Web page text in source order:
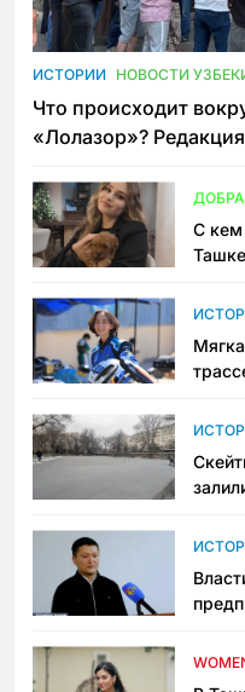
ИСТОРИИ НОВОСТИ
Что происходит
«Лолазор»?
С кем